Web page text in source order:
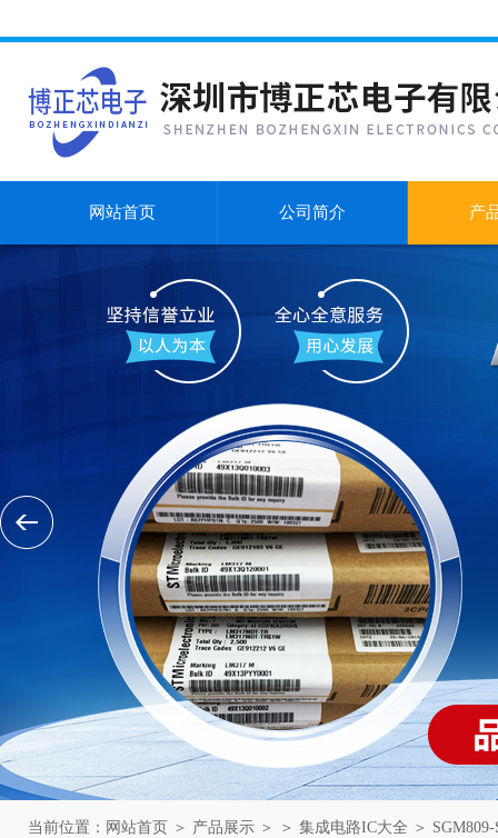
网站首页 公司简介 产
当前位置： 网站首页 ＞ 产品展示 ＞ ＞ 集成电路IC大全 ＞